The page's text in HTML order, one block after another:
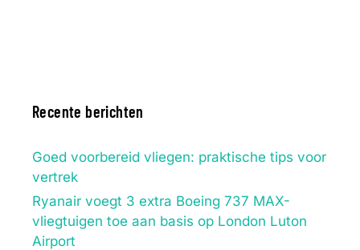
Recente berichten
Goed voorbereid vliegen: praktische tips voor
vertrek
Ryanair voegt 3 extra Boeing 737 MAX-
vliegtuigen toe aan basis op London Luton
Airport